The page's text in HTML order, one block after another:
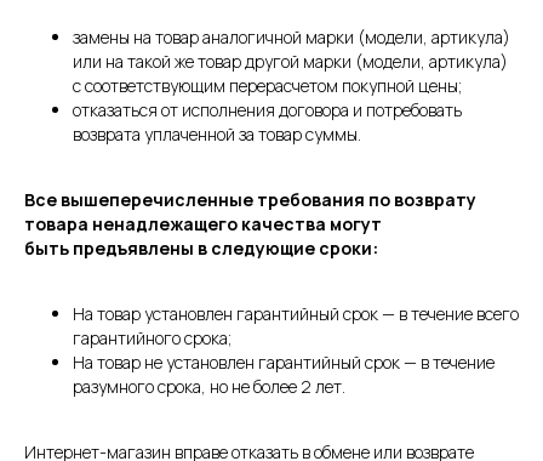
замены на товар аналогичной марки (модели, артикула)
или на такой же товар другой марки (модели, артикула)
с соответствующим перерасчетом покупной цены;
отказаться от исполнения договора и потребовать
возврата уплаченной за товар суммы.
Все вышеперечисленные требования по возврату
товара ненадлежащего качества могут
быть предъявлены в следующие сроки:
На товар установлен гарантийный срок — в течение всего
гарантийного срока;
На товар не установлен гарантийный срок — в течение
разумного срока, но не более 2 лет.
Интернет-магазин вправе отказать в обмене или возврате